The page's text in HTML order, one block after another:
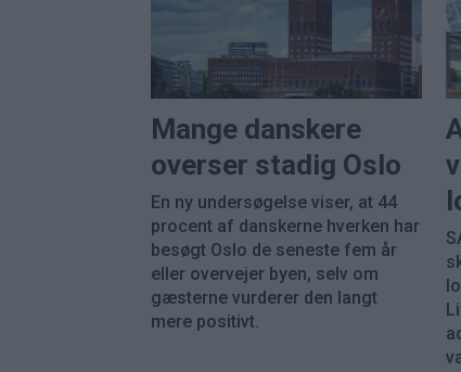
Mange danskere
overser stadig Oslo
En ny undersøgelse viser, at 44
procent af danskerne hverken har
besøgt Oslo de seneste fem år
eller overvejer byen, selv om
gæsterne vurderer den langt
mere positivt.